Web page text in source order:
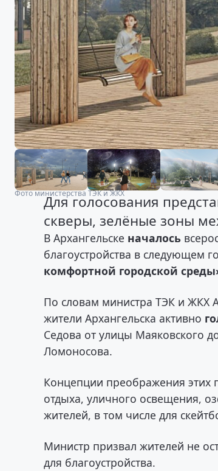
Фото министерства ТЭК и ЖКХ
Для голосования
скверы, зелёные зоны
В Архангельске началось
благоустройства в следующем
комфортной городской
По словам министра ТЭК и ЖКХ
жители Архангельска активно
Седова от улицы Маяковского
Ломоносова.
Концепции преображения этих
отдыха, уличного освещения,
жителей, в том числе для
Министр призвал жителей не
для благоустройства.